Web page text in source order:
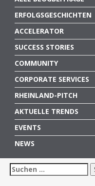
ERFOLGSGESCHICHTEN
ACCELERATOR
SUCCESS STORIES
COMMUNITY
CORPORATE SERVICES
RHEINLAND-PITCH
AKTUELLE TRENDS
EVENTS
NEWS
Suchen
nach: